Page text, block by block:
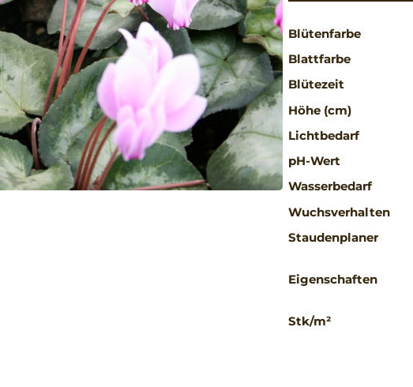
Blütenfarbe
Blattfarbe
Blütezeit
Höhe (cm)
Lichtbedarf
pH-Wert
Wasserbedarf
Wuchsverhalten
Staudenplaner
Eigenschaften
Stk/m²